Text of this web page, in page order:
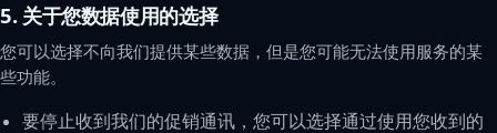
5. 关于您数据使用的选择
您可以选择不向我们提供某些数据，但是您可能无法使用服务的某
些功能。
要停止收到我们的促销通讯，您可以选择通过使用您收到的